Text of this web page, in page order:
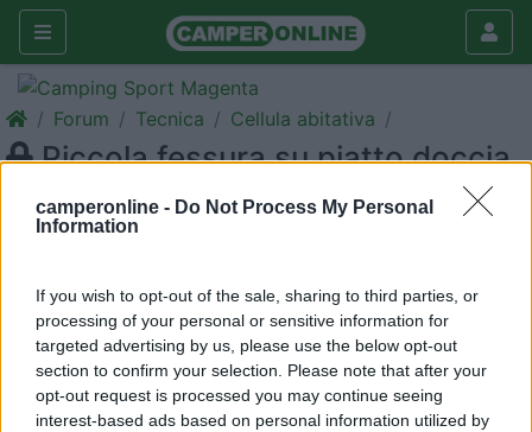
camperonline - Do Not Process My Personal
Information
If you wish to opt-out of the sale, sharing to third parties, or
processing of your personal or sensitive information for
targeted advertising by us, please use the below opt-out
section to confirm your selection. Please note that after your
opt-out request is processed you may continue seeing
interest-based ads based on personal information utilized by
Forum Tecnica Cellula abitativa
Piccola fessura su piatto doccia
Galleria
Nuovo
sauro67
14
Inserito il23/06/2015 alle:17:07:54
Ciao a tutti. Lavando il bagno del mio estro6 ho notato che in un